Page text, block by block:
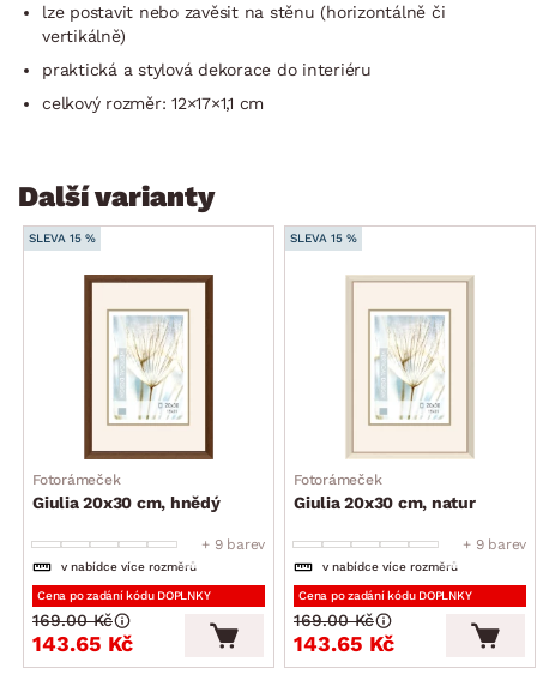
lze postavit nebo zavěsit na stěnu (horizontálně či
vertikálně)
praktická a stylová dekorace do interiéru
celkový rozměr: 12×17×1,1 cm
Další varianty
SLEVA 15 %
Fotorámeček
Giulia 20x30 cm, hnědý
+ 9 barev
v nabídce více rozměrů
Cena po zadání kódu DOPLNKY
143.65 Kč
169.00 Kč
SLEVA 15 %
Fotorámeček
Giulia 20x30 cm, natur
+ 9 barev
v nabídce více rozměrů
Cena po zadání kódu DOPLNKY
143.65 Kč
169.00 Kč